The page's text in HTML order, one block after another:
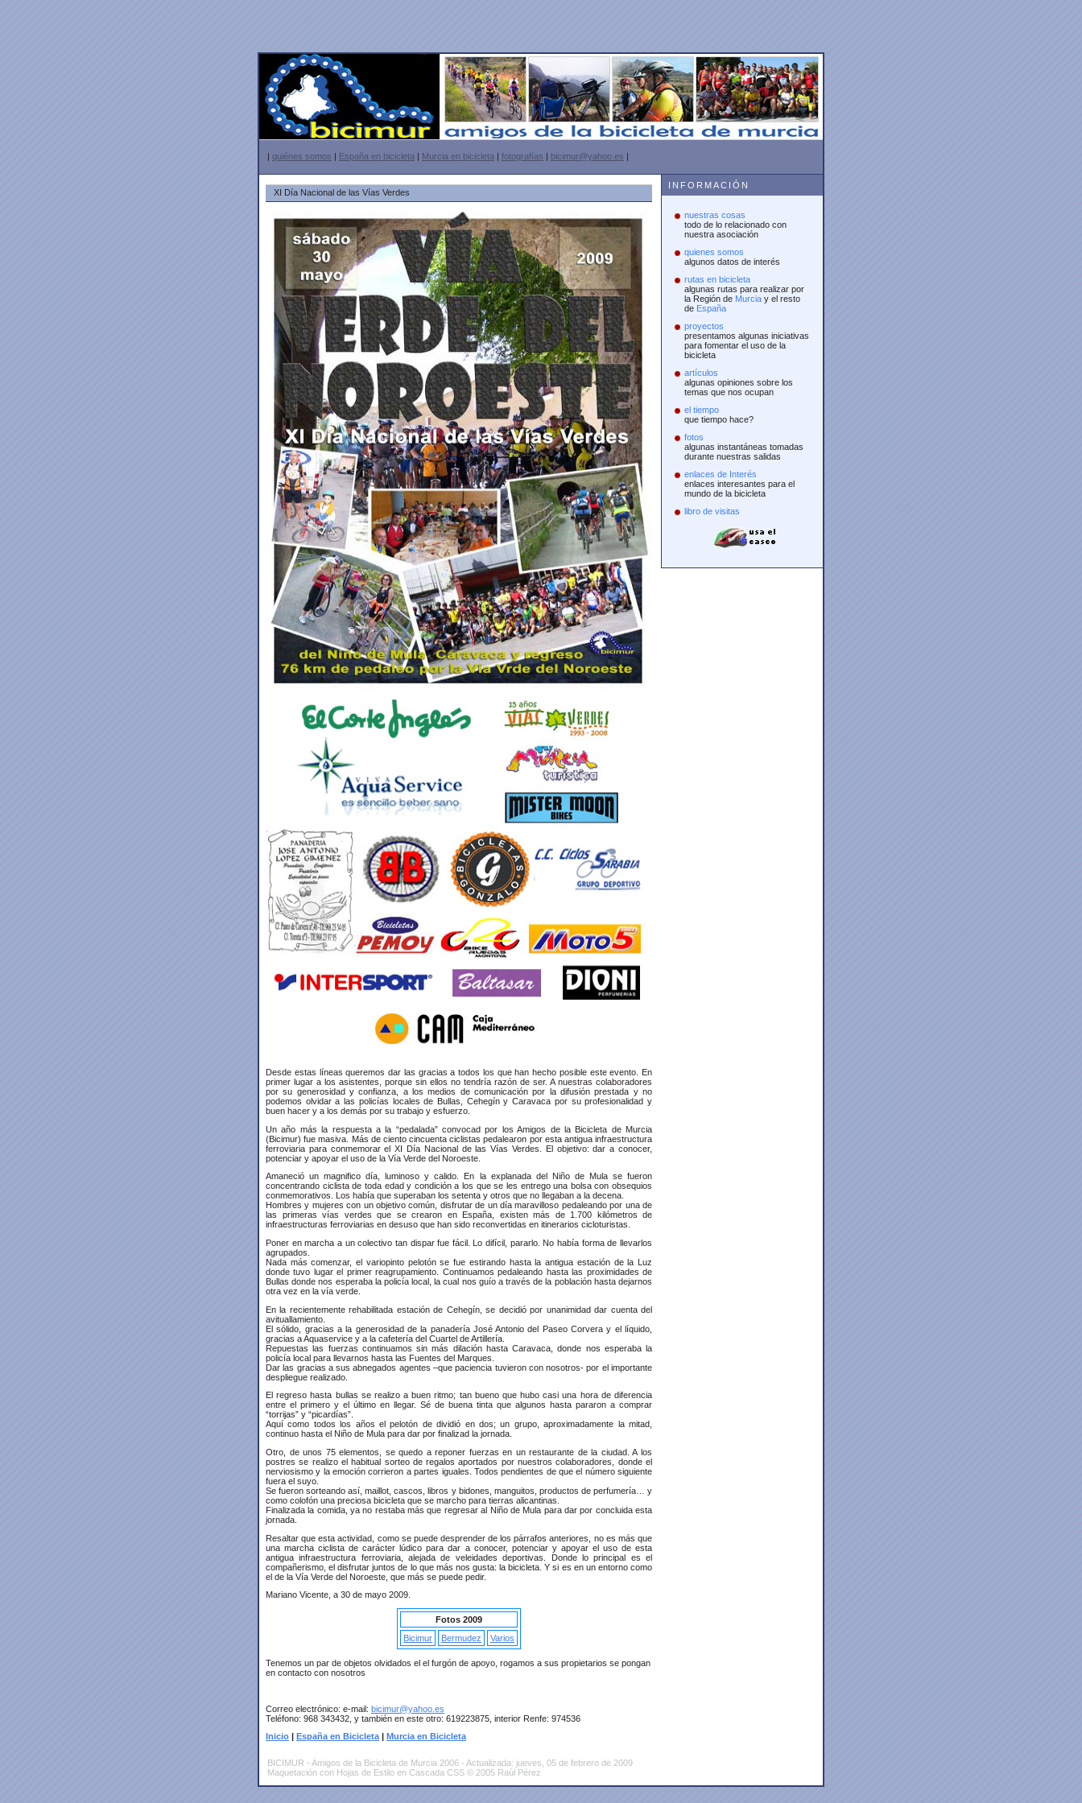
| quiénes somos | España en bicicleta | Murcia en bicicleta | fotografías | bicimur@yahoo.es |
XI Día Nacional de las Vías Verdes
Desde estas líneas queremos dar las gracias a todos los que han hecho posible este evento. En
primer lugar a los asistentes, porque sin ellos no tendría razón de ser. A nuestras colaboradores
por su generosidad y confianza, a los medios de comunicación por la difusión prestada y no
podemos olvidar a las policías locales de Bullas, Cehegín y Caravaca por su profesionalidad y
buen hacer y a los demás por su trabajo y esfuerzo.
Un año más la respuesta a la “pedalada” convocad por los Amigos de la Bicicleta de Murcia
(Bicimur) fue masiva. Más de ciento cincuenta ciclistas pedalearon por esta antigua infraestructura
ferroviaria para conmemorar el XI Día Nacional de las Vías Verdes. El objetivo: dar a conocer,
potenciar y apoyar el uso de la Vía Verde del Noroeste.
Amaneció un magnifico día, luminoso y calido. En la explanada del Niño de Mula se fueron
concentrando ciclista de toda edad y condición a los que se les entrego una bolsa con obsequios
conmemorativos. Los había que superaban los setenta y otros que no llegaban a la decena.
Hombres y mujeres con un objetivo común, disfrutar de un día maravilloso pedaleando por una de
las primeras vías verdes que se crearon en España, existen más de 1.700 kilómetros de
infraestructuras ferroviarias en desuso que han sido reconvertidas en itinerarios cicloturistas.
Poner en marcha a un colectivo tan dispar fue fácil. Lo difícil, pararlo. No había forma de llevarlos
agrupados.
Nada más comenzar, el variopinto pelotón se fue estirando hasta la antigua estación de la Luz
donde tuvo lugar el primer reagrupamiento. Continuamos pedaleando hasta las proximidades de
Bullas donde nos esperaba la policía local, la cual nos guío a través de la población hasta dejarnos
otra vez en la vía verde.
En la recientemente rehabilitada estación de Cehegín, se decidió por unanimidad dar cuenta del
avituallamiento.
El sólido, gracias a la generosidad de la panadería José Antonio del Paseo Corvera y el líquido,
gracias a Aquaservice y a la cafetería del Cuartel de Artillería.
Repuestas las fuerzas continuamos sin más dilación hasta Caravaca, donde nos esperaba la
policía local para llevarnos hasta las Fuentes del Marques.
Dar las gracias a sus abnegados agentes –que paciencia tuvieron con nosotros- por el importante
despliegue realizado.
El regreso hasta bullas se realizo a buen ritmo; tan bueno que hubo casi una hora de diferencia
entre el primero y el último en llegar. Sé de buena tinta que algunos hasta pararon a comprar
“torrijas” y “picardías”.
Aquí como todos los años el pelotón de dividió en dos; un grupo, aproximadamente la mitad,
continuo hasta el Niño de Mula para dar por finalizad la jornada.
Otro, de unos 75 elementos, se quedo a reponer fuerzas en un restaurante de la ciudad. A los
postres se realizo el habitual sorteo de regalos aportados por nuestros colaboradores, donde el
nerviosismo y la emoción corrieron a partes iguales. Todos pendientes de que el número siguiente
fuera el suyo.
Se fueron sorteando así, maillot, cascos, libros y bidones, manguitos, productos de perfumería… y
como colofón una preciosa bicicleta que se marcho para tierras alicantinas.
Finalizada la comida, ya no restaba más que regresar al Niño de Mula para dar por concluida esta
jornada.
Resaltar que esta actividad, como se puede desprender de los párrafos anteriores, no es más que
una marcha ciclista de carácter lúdico para dar a conocer, potenciar y apoyar el uso de esta
antigua infraestructura ferroviaria, alejada de veleidades deportivas. Donde lo principal es el
compañerismo, el disfrutar juntos de lo que más nos gusta: la bicicleta. Y si es en un entorno como
el de la Vía Verde del Noroeste, que más se puede pedir.
Mariano Vicente, a 30 de mayo 2009.
Fotos 2009
Bicimur
Bermudez Varios
Tenemos un par de objetos olvidados el el furgón de apoyo, rogamos a sus propietarios se pongan
en contacto con nosotros
Correo electrónico: e-mail: bicimur@yahoo.es
Teléfono: 968 343432, y también en este otro: 619223875, interior Renfe: 974536
Inicio
España en Bicicleta| Murcia en Bicicleta
INFORMACIÓN
nuestras cosas
todo de lo relacionado con
nuestra asociación
quienes somos
algunos datos de interés
rutas en bicicleta
algunas rutas para realizar por
la Región de Murcia y el resto
de España
proyectos
presentamos algunas iniciativas
para fomentar el uso de la
bicicleta
artículos
algunas opiniones sobre los
temas que nos ocupan
el tiempo
que tiempo hace?
fotos
algunas instantáneas tomadas
durante nuestras salidas
enlaces de Interés
enlaces interesantes para el
mundo de la bicicleta
libro de visitas
BICIMUR - Amigos de la Bicicleta de Murcia 2006 - Actualizada: jueves, 05 de febrero de 2009
Maquetación con Hojas de Estilo en Cascada CSS © 2005 Raúl Pérez